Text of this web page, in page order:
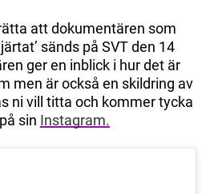
att dokumentären som
sänds på SVT den 14
ger en inblick i hur det är
men är också en skildring av
ni vill titta och kommer tycka
sin Instagram.